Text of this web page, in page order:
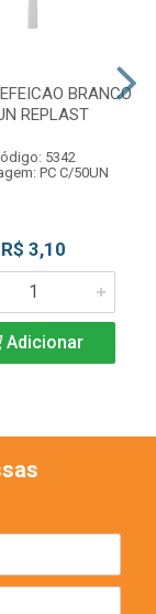
BRANCO
REPLAST
5342
PC C/50UN
R$ 3,10
Adicionar